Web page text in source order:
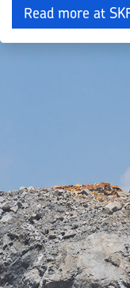
Read more at